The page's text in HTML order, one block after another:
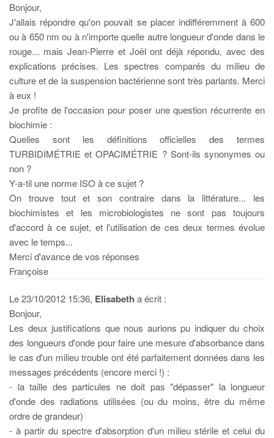
Bonjour,
J'allais répondre qu'on pouvait se placer indifféremment à 600
ou à 650 nm ou à n'importe quelle autre longueur d'onde dans le
rouge... mais Jean-Pierre et Joël ont déjà répondu, avec des
explications précises. Les spectres comparés du milieu de
culture et de la suspension bactérienne sont très parlants. Merci
à eux !
Je profite de l'occasion pour poser une question récurrente en
biochimie :
Quelles sont les définitions officielles des termes
TURBIDIMÉTRIE et OPACIMÉTRIE ? Sont-ils synonymes ou
non ?
Y-a-til une norme ISO à ce sujet ?
On trouve tout et son contraire dans la littérature... les
biochimistes et les microbiologistes ne sont pas toujours
d'accord à ce sujet, et l'utilisation de ces deux termes évolue
avec le temps...
Merci d'avance de vos réponses
Françoise
Le 23/10/2012 15:36, Elisabeth a écrit :
Bonjour,
Les deux justifications que nous aurions pu indiquer du choix
des longueurs d'onde pour faire une mesure d'absorbance dans
le cas d'un milieu trouble ont été parfaitement données dans les
messages précédents (encore merci !) :
- la taille des particules ne doit pas "dépasser" la longueur
d'onde des radiations utilisées (ou du moins, être du même
ordre de grandeur)
- à partir du spectre d'absorption d'un milieu stérile et celui du